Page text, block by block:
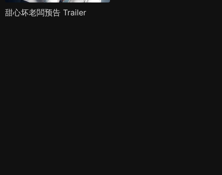
甜心坏老闆预告 Trailer